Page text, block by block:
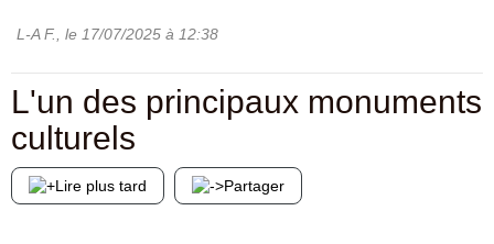
L-A F. , le 17/07/2025 à 12:38
L'un des principaux monuments
culturels
Lire plus tard Partager